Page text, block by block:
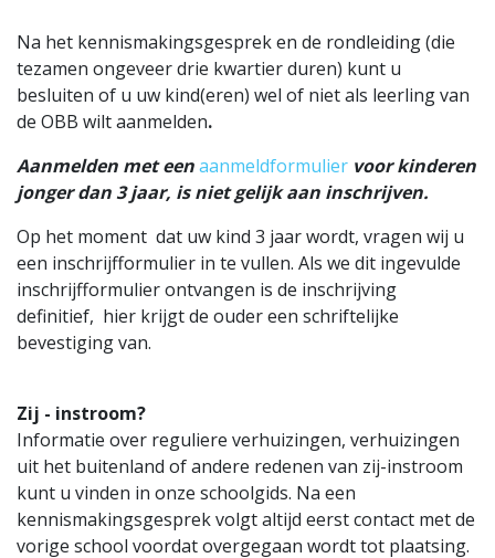
Na het kennismakingsgesprek en de rondleiding (die
tezamen ongeveer drie kwartier duren) kunt u
besluiten of u uw kind(eren) wel of niet als leerling van
de OBB wilt aanmelden.
Aanmelden met eenaanmeldformulier voor kinderen
jonger dan 3 jaar, is niet gelijk aan inschrijven.
Op het moment dat uw kind 3 jaar wordt, vragen wij u
een inschrijfformulier in te vullen. Als we dit ingevulde
inschrijfformulier ontvangen is de inschrijving
definitief, hier krijgt de ouder een schriftelijke
bevestiging van.
Zij - instroom?
Informatie over reguliere verhuizingen, verhuizingen
uit het buitenland of andere redenen van zij-instroom
kunt u vinden in onze schoolgids. Na een
kennismakingsgesprek volgt altijd eerst contact met de
vorige school voordat overgegaan wordt tot plaatsing.